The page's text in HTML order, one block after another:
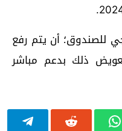
للصندوق؛ أن يتم رفع
ذلك بدعم مباشر